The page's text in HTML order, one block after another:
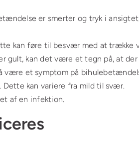
er smerter og tryk i
kan føre til besvær med at trække
gult, kan det være et tegn på, at
være et symptom på
kan variere fra mild til svær.
af en infektion.